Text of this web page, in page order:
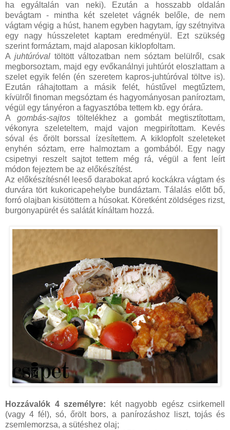
ha egyáltalán van neki). Ezután a hosszabb oldalán
bevágtam - mintha két szeletet vágnék belőle, de nem
vágtam végig a húst, hanem egyben hagytam, így szétnyitva
egy nagy hússzeletet kaptam eredményül. Ezt szükség
szerint formáztam, majd alaposan kiklopfoltam.
A juhtúróval töltött változatban nem sóztam belülről, csak
megborsoztam, majd egy evőkanálnyi juhtúrót eloszlattam a
szelet egyik felén (én szeretem kapros-juhtúróval töltve is).
Ezután ráhajtottam a másik felét, hústűvel megtűztem,
kívülről finoman megsóztam és hagyományosan paníroztam,
végül egy tányéron a fagyasztóba tettem kb. egy órára.
A gombás-sajtos töltelékhez a gombát megtisztítottam,
vékonyra szeleteltem, majd vajon megpirítottam. Kevés
sóval és őrölt borssal ízesítettem. A kiklopfolt szeleteket
enyhén sóztam, erre halmoztam a gombából. Egy nagy
csipetnyi reszelt sajtot tettem még rá, végül a fent leírt
módon fejeztem be az előkészítést.
Az előkészítésnél leeső darabokat apró kockákra vágtam és
durvára tört kukoricapehelybe bundáztam. Tálalás előtt bő,
forró olajban kisütöttem a húsokat. Köretként zöldséges rizst,
burgonyapürét és salátát kínáltam hozzá.
Hozzávalók 4 személyre: két nagyobb egész csirkemell
(vagy 4 fél), só, őrölt bors, a panírozáshoz liszt, tojás és
zsemlemorzsa, a sütéshez olaj;